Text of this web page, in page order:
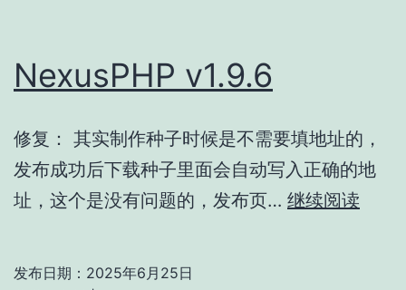
NexusPHP v1.9.6
修复： 其实制作种子时候是不需要填地址的，
发布成功后下载种子里面会自动写入正确的地
址，这个是没有问题的，发布页… 继续阅读
发布日期： 2025年6月25日